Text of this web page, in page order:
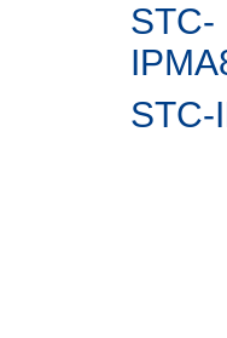
STC-
STC-